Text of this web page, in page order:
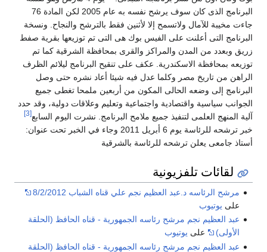
البرنامج الذى كان سوف يرشح نفسه به عام 2005 لكن المادة 76
جاءت مخيبة للآمال ولاتسمح إلا لأثنين فقط بالترشح والنجاح. ونسخة
البرنامج التى أعلنت على الفيس بوك هى التى تم توزيعها بقرية صفط
زريق وبعدد من المدن والمراكز والقرى بمحافظة الشرقية كما تم
توزيعه بمحافظة الاسكندرية. عكف على تنقيح البرنامج ليلائم الظرف
الراهن من تاريخ مصر وكلما عدل فيه شيئا أعاد نشره حتى وصل
البرنامج إلى وضعه الحالى المكون من أربعين ملمحا تغطى جميع
الجوانب سياسية واقتصادية واجتماعية وتعليم وعلاقات دولية، وقد حدد
آلية المنهج العلمى لتنفيذ جميع ملامح البرنامج. نشرت اليوم السابع[3]
خبر ترشحه للرئاسة يوم 6 أبريل 2011 وجاء في الخبر تحت عنوان:
أستاذ جامعى يعلن ترشحه للرئاسة بالشرقية
لقائات تلفزيونية
مرشح الرئاسه د.عبد العظيم نجم علي قناه الشباب 8/2/2012
على يوتيوب
عبد العظيم نجم مرشح رئاسه الجمهورية - قناه الحافظ (الحلقة
الأولى)
على يوتيوب
عبد العظيم نجم مرشح رئاسه الجمهورية - قناه الحافظ (الحلقة